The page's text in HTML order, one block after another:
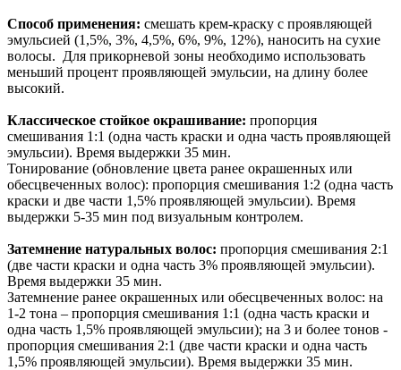
Способ применения: смешать крем-краску с проявляющей
эмульсией (1,5%, 3%, 4,5%, 6%, 9%, 12%), наносить на сухие
волосы. Для прикорневой зоны необходимо использовать
меньший процент проявляющей эмульсии, на длину более
высокий.
Классическое стойкое окрашивание: пропорция
смешивания 1:1 (одна часть краски и одна часть проявляющей
эмульсии). Время выдержки 35 мин.
Тонирование (обновление цвета ранее окрашенных или
обесцвеченных волос): пропорция смешивания 1:2 (одна часть
краски и две части 1,5% проявляющей эмульсии). Время
выдержки 5-35 мин под визуальным контролем.
Затемнение натуральных волос: пропорция смешивания 2:1
(две части краски и одна часть 3% проявляющей эмульсии).
Время выдержки 35 мин.
Затемнение ранее окрашенных или обесцвеченных волос: на
1-2 тона – пропорция смешивания 1:1 (одна часть краски и
одна часть 1,5% проявляющей эмульсии); на 3 и более тонов -
пропорция смешивания 2:1 (две части краски и одна часть
1,5% проявляющей эмульсии). Время выдержки 35 мин.